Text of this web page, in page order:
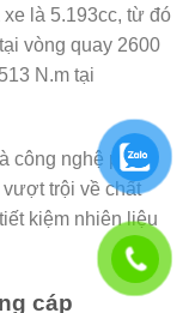
là 5.193cc, từ đó
vòng quay 2600
N.m tại
công nghệ phun
trội về chất
kiệm nhiên liệu
cáp